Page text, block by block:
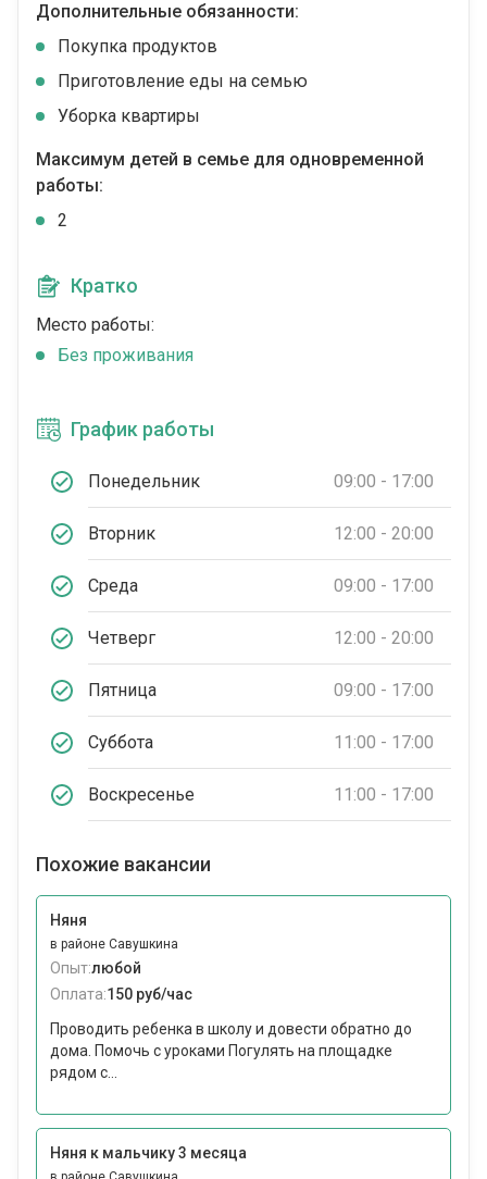
Дополнительные обязанности:
Покупка продуктов
Приготовление еды на семью
Уборка квартиры
Максимум детей в семье для одновременной
работы:
2
Кратко
Место работы:
Без проживания
График работы
Понедельник 09:00 - 17:00
Вторник 12:00 - 20:00
Среда 09:00 - 17:00
Четверг 12:00 - 20:00
Пятница 09:00 - 17:00
Суббота 11:00 - 17:00
Воскресенье 11:00 - 17:00
Похожие вакансии
Няня
в районе Савушкина
Опыт:любой
Оплата:150 руб/час
Проводить ребенка в школу и довести обратно до
дома. Помочь с уроками Погулять на площадке
рядом с...
Няня к мальчику 3 месяца